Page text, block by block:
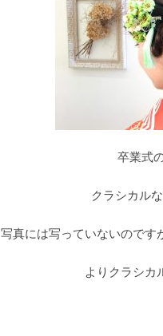
卒業式
クラシカル
写真には写っていないのです
よりクラシカ